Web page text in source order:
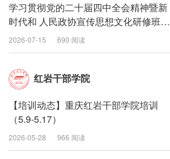
学习贯彻党的二十届四中全会精神暨新
时代和 人民政协宣传思想文化研修班在
银川开班
2026-07-15 690 阅读
红岩干部学院
【培训动态】重庆红岩干部学院培训
（5.9-5.17）
2026-05-28 966 阅读